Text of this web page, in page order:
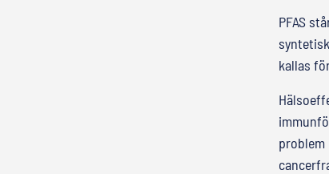
PFAS
kallas
problem